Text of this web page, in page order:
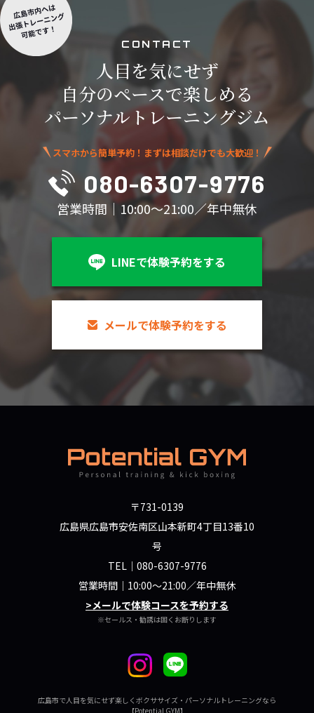
C O N T A C T
人目を気にせず
自分のペースで楽しめる
パーソナルトレーニングジム
スマホから簡単予約！まずは相談だけでも大歓迎！
080-6307-9776
営業時間｜10:00～21:00／年中無休
LINEで体験予約をする
メールで体験予約をする
〒731-0139
広島県広島市安佐南区山本新町4丁目13番10
号
TEL｜ 080-6307-9776
営業時間｜10:00～21:00／年中無休
>メールで体験コースを予約する
※セールス・勧誘は固くお断りします
広島市で人目を気にせず楽しくボクササイズ・パーソナルトレーニングなら
【Potential GYM】